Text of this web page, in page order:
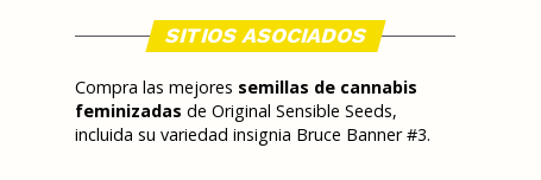
SITIOS ASOCIADOS
Compra las mejores semillas de cannabis
feminizadas de Original Sensible Seeds,
incluida su variedad insignia Bruce Banner #3.